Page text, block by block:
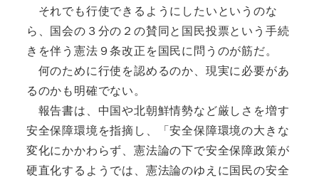
それでも行使できるようにしたいというのな
ら、国会の３分の２の賛同と国民投票という手続
きを伴う憲法９条改正を国民に問うのが筋だ。
何のために行使を認めるのか、現実に必要があ
るのかも明確でない。
報告書は、中国や北朝鮮情勢など厳しさを増す
安全保障環境を指摘し、「安全保障環境の大きな
変化にかかわらず、憲法論の下で安全保障政策が
硬直化するようでは、憲法論のゆえに国民の安全